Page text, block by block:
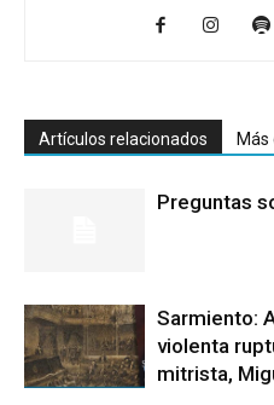
Artículos relacionados
Preguntas
Sarmiento:
violenta
mitrista,